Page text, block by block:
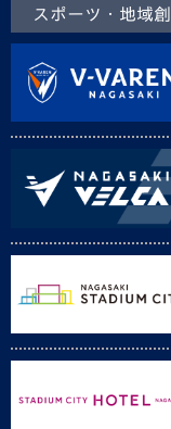
スポーツ・地域